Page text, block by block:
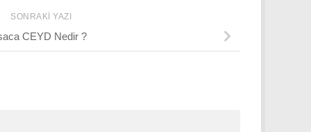
SONRAKI YAZI
CEYD Nedir ?